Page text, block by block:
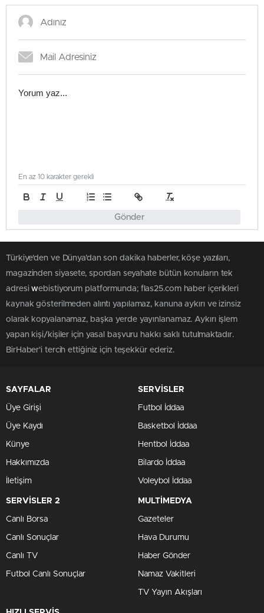
Gönder
En az 10 karakter gerekli
Türkiye'den ve Dünya’dan son dakika haberler, köşe yazıları,
magazinden siyasete, spordan seyahate bütün konuların tek
adresiwebistiyorum platformunda; flas25.com haber içerikleri
kaynak gösterilmeden alıntı yapılamaz, kanuna aykırı ve izinsiz
olarak kopyalanamaz, başka yerde yayınlanamaz. Aykırı işlem
yapan kişi/kişiler için yasal başvuru hakkı saklı tutulmaktadır.
BirHaber'i tercih ettiğiniz için teşekkür ederiz.
SAYFALAR
Üye Girişi
Üye Kaydı
Künye
Hakkımızda
İletişim
SERVİSLER
Futbol İddaa
Basketbol İddaa
Hentbol İddaa
Bilardo İddaa
Voleybol İddaa
SERVİSLER 2
Canlı Borsa
Canlı Sonuçlar
Canlı TV
Futbol Canlı Sonuçlar
MULTİMEDYA
Gazeteler
Hava Durumu
Haber Gönder
Namaz Vakitleri
TV Yayın Akışları